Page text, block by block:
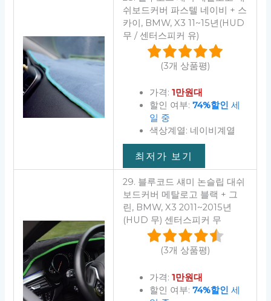
쉬보드커버 파스텔 네이비 + 스
카이, BMW, X3 11~15년(HUD
무 / 센터스피커 유)
(3개 상품평)
가격: 1만원대
할인 여부: 74%할인 세
일 중
색상계열: 네이비계열
최저가 보기
29. 블루코드 섀미 논슬립 대쉬
보드커버 메탈로고 블랙 + 그
린, BMW, X3 2011~2015년
(HUD 무) 센터스피커 무
(3개 상품평)
가격: 1만원대
할인 여부: 74%할인 세